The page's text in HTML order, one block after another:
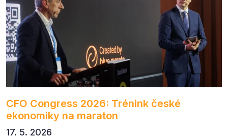
CFO Congress 2026: Trénink české
ekonomiky na maraton
17. 5. 2026